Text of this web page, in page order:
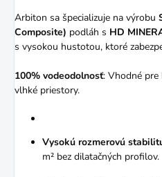
Arbiton sa špecializuje na výrobu
Composite) podláh s HD
s vysokou hustotou, ktoré
100% vodeodolnosť: Vhodné pre
vlhké priestory.
Vysokú rozmerovú
m² bez dilatačných profilov.